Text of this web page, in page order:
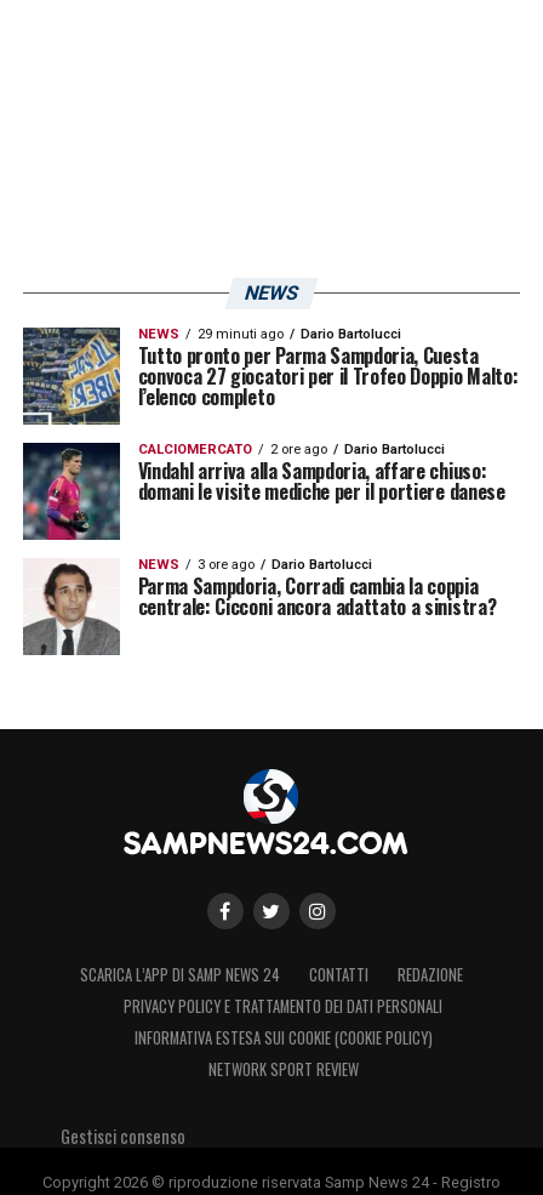
LA PLAYLIST DELLE NOSTRE TOP NEWS
NEWS
NEWS 29 minuti ago Dario Bartolucci
Tutto pronto per Parma Sampdoria, Cuesta
convoca 27 giocatori per il Trofeo Doppio Malto:
l’elenco completo
CALCIOMERCATO 2 ore ago Dario Bartolucci
Vindahl arriva alla Sampdoria, affare chiuso:
domani le visite mediche per il portiere danese
NEWS 3 ore ago Dario Bartolucci
Parma Sampdoria, Corradi cambia la coppia
centrale: Cicconi ancora adattato a sinistra?
SCARICA L’APP DI SAMP NEWS 24 CONTATTI
REDAZIONE
PRIVACY POLICY E TRATTAMENTO DEI DATI PERSONALI
INFORMATIVA ESTESA SUI COOKIE (COOKIE POLICY)
NETWORK SPORT REVIEW
Gestisci consenso
Copyright 2026 © riproduzione riservata Samp News 24 - Registro